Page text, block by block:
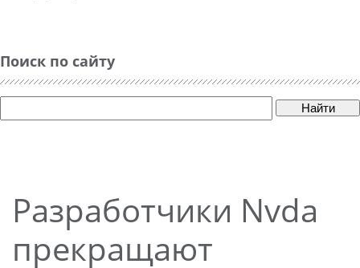
Поиск по сайту
Найти
Разработчики Nvda
прекращают